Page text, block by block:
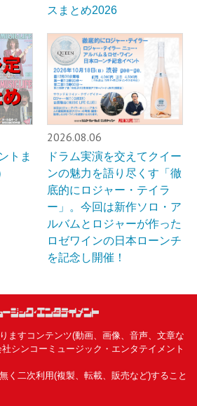
スまとめ2026
トま
2026.08.06
ドラム実演を交えてクイー
ンの魅力を語り尽くす「徹
底的にロジャー・テイラ
ー」。今回は新作ソロ・ア
ルバムとロジャーが作った
ロゼワインの日本ローンチ
を記念し開催！
ますコンテンツ(動画、画像、音声、文章な
シンコーミュージック・エンタテイメント
く二次利用(複製、転載、販売など)すること